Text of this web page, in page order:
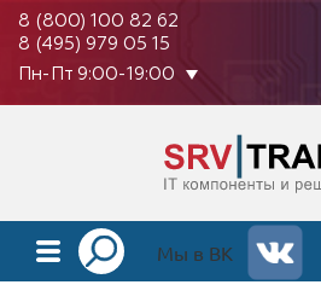
8 (800) 100 82 62
8 (495) 979 05 15
Пн-Пт 9:00-19:00
КАТАЛОГ
Мы в ВК